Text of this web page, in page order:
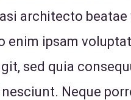
architecto
enim ipsam
sed quia
Neque